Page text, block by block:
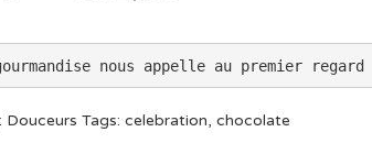
prix :
€4,00
nous appelle au premier
Douceurs Tags: celebration, chocolate